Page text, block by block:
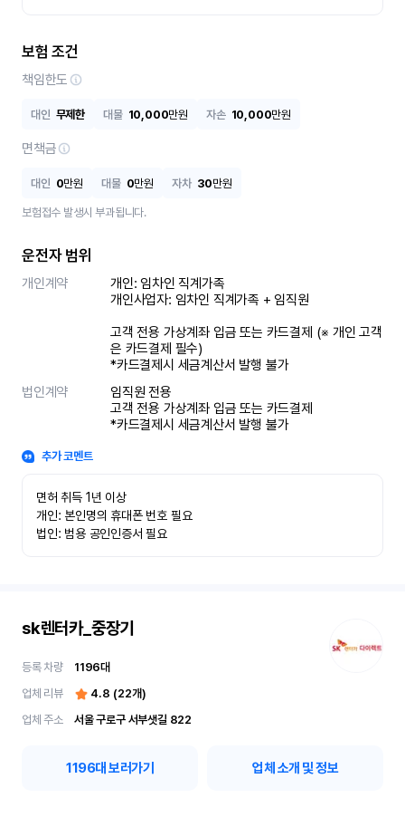
보험 조건
책임한도
대인 무제한 대물 10,000만원 자손 10,000만원
면책금
대인 0만원 대물 0만원 자차 30만원
보험접수 발생시 부과됩니다.
운전자 범위
개인계약
개인: 임차인 직계가족
개인사업자: 임차인 직계가족 + 임직원
고객 전용 가상계좌 입금 또는 카드결제 (※ 개인 고객
은 카드결제 필수)
*카드결제시 세금계산서 발행 불가
법인계약
임직원 전용
고객 전용 가상계좌 입금 또는 카드결제
*카드결제시 세금계산서 발행 불가
추가 코멘트
면허 취득 1년 이상
개인: 본인명의 휴대폰 번호 필요
법인: 범용 공인인증서 필요
sk렌터카_중장기
등록 차량 1196대
업체 리뷰
4.8 (22개)
업체 주소
서울 구로구 서부샛길 822
1196대 보러가기 업체 소개 및 정보